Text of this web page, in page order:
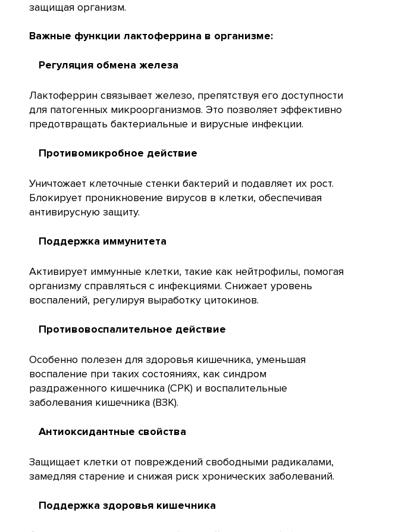
защищая организм.
Важные функции лактоферрина в организме:
Регуляция обмена железа
Лактоферрин связывает железо, препятствуя его доступности
для патогенных микроорганизмов. Это позволяет эффективно
предотвращать бактериальные и вирусные инфекции.
Противомикробное действие
Уничтожает клеточные стенки бактерий и подавляет их рост.
Блокирует проникновение вирусов в клетки, обеспечивая
антивирусную защиту.
Поддержка иммунитета
Активирует иммунные клетки, такие как нейтрофилы, помогая
организму справляться с инфекциями. Снижает уровень
воспалений, регулируя выработку цитокинов.
Противовоспалительное действие
Особенно полезен для здоровья кишечника, уменьшая
воспаление при таких состояниях, как синдром
раздраженного кишечника (СРК) и воспалительные
заболевания кишечника (ВЗК).
Антиоксидантные свойства
Защищает клетки от повреждений свободными радикалами,
замедляя старение и снижая риск хронических заболеваний.
Поддержка здоровья кишечника